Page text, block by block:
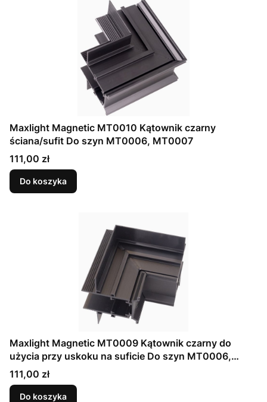
Maxlight Magnetic MT0010 Kątownik czarny
ściana/sufit Do szyn MT0006, MT0007
Cena
111,00 zł
Do koszyka
Maxlight Magnetic MT0009 Kątownik czarny do
użycia przy uskoku na suficie Do szyn MT0006,
MT0007
Cena
111,00 zł
Do koszyka